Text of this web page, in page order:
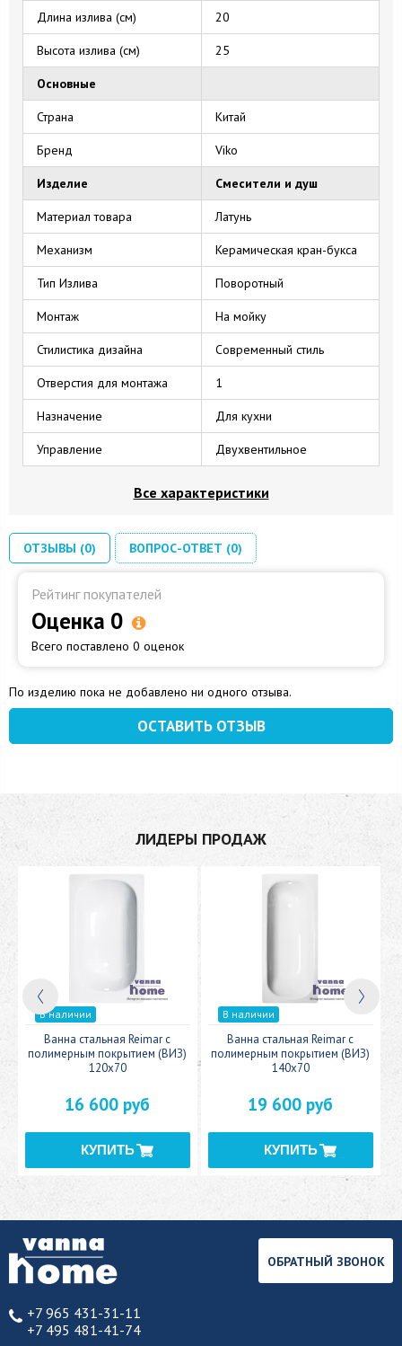
Длина излива (см) 20
Высота излива (см) 25
Основные
Страна Китай
Бренд Viko
Изделие Смесители и душ
Материал товара Латунь
Механизм Керамическая кран-букса
Тип Излива Поворотный
Монтаж На мойку
Стилистика дизайна Современный стиль
Отверстия для монтажа 1
Назначение Для кухни
Управление Двухвентильное
Все характеристики
ОТЗЫВЫ (0) ВОПРОС-ОТВЕТ (0)
Рейтинг покупателей
Оценка 0
Всего поставлено 0 оценок
По изделию пока не добавлено ни одного отзыва.
ОСТАВИТЬ ОТЗЫВ
ЛИДЕРЫ ПРОДАЖ
В наличии
Ванна стальная Reimar с
полимерным покрытием (ВИЗ)
120x70
16 600 руб
В наличии
Ванна стальная Reimar с
полимерным покрытием (ВИЗ)
140x70
19 600 руб
+7 965 431-31-11
+7 495 481-41-74
ОБРАТНЫЙ ЗВОНОК